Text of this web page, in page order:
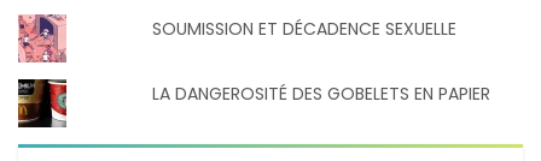
SOUMISSION ET DÉCADENCE SEXUELLE
LA DANGEROSITÉ DES GOBELETS EN PAPIER